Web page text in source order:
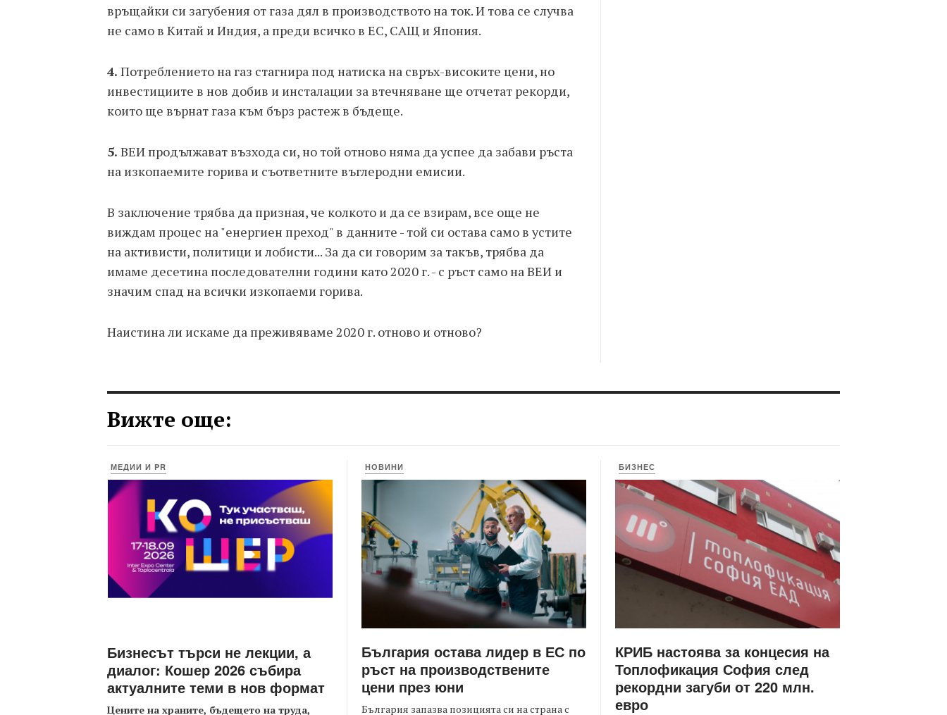
връщайки си загубения от газа дял в производството на ток. И това се случва
не само в Китай и Индия, а преди всичко в ЕС, САЩ и Япония.
4. Потреблението на газ стагнира под натиска на свръх-високите цени, но
инвестициите в нов добив и инсталации за втечняване ще отчетат рекорди,
които ще върнат газа към бърз растеж в бъдеще.
5. ВЕИ продължават възхода си, но той отново няма да успее да забави ръста
на изкопаемите горива и съответните въглеродни емисии.
В заключение трябва да призная, че колкото и да се взирам, все още не
виждам процес на "енергиен преход" в данните - той си остава само в устите
на активисти, политици и лобисти... За да си говорим за такъв, трябва да
имаме десетина последователни години като 2020 г. - с ръст само на ВЕИ и
значим спад на всички изкопаеми горива.
Наистина ли искаме да преживяваме 2020 г. отново и отново?
Вижте още:
МЕДИИ И PR
Бизнесът търси не лекции, а
диалог: Кошер 2026 събира
актуалните теми в нов формат
Цените на храните, бъдещето на труда,
НОВИНИ
България остава лидер в ЕС по
ръст на производствените
цени през юни
България запазва позицията си на страна с
БИЗНЕС
КРИБ настоява за концесия на
Топлофикация София след
рекордни загуби от 220 млн.
евро